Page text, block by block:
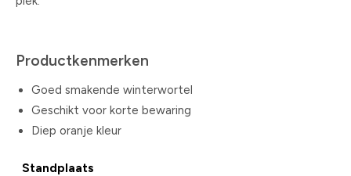
Productkenmerken
Goed smakende winterwortel
Geschikt voor korte bewaring
Diep oranje kleur
Standplaats